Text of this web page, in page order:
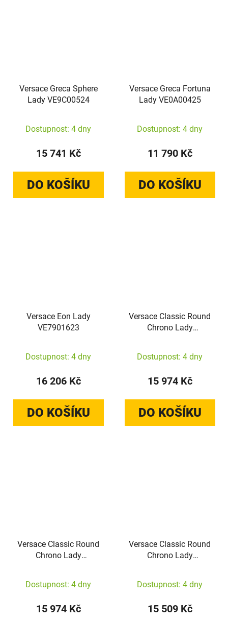
Versace Greca Sphere
Lady VE9C00524
Dostupnost: 4 dny
15 741 Kč
DO KOŠÍKU
Versace Greca Fortuna
Lady VE0A00425
Dostupnost: 4 dny
11 790 Kč
DO KOŠÍKU
Versace Eon Lady
VE7901623
Dostupnost: 4 dny
16 206 Kč
DO KOŠÍKU
Versace Classic Round
Chrono Lady
Dostupnost: 4 dny
15 974 Kč
DO KOŠÍKU
Versace Classic Round
Chrono Lady
Dostupnost: 4 dny
15 974 Kč
Versace Classic Round
Chrono Lady
Dostupnost: 4 dny
15 509 Kč